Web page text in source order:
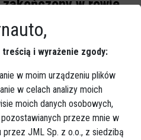
w rowie.
i wyrażenie zgody:
w moim urządzeniu plików
w celach analizy moich
moich danych osobowych,
przeze mnie w
JML Sp. z o.o., z siedzibą